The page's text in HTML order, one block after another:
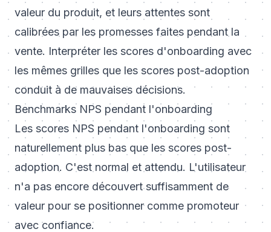
valeur du produit, et leurs attentes sont
calibrées par les promesses faites pendant la
vente. Interpréter les scores d'onboarding avec
les mêmes grilles que les scores post-adoption
conduit à de mauvaises décisions.
Benchmarks NPS pendant l'onboarding
Les scores NPS pendant l'onboarding sont
naturellement plus bas que les scores post-
adoption. C'est normal et attendu. L'utilisateur
n'a pas encore découvert suffisamment de
valeur pour se positionner comme promoteur
avec confiance.